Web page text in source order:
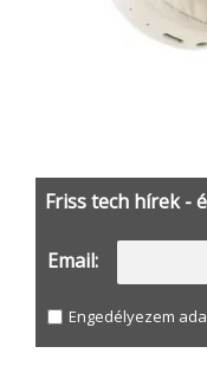
Friss tech hírek -
Email:
Engedélyezem